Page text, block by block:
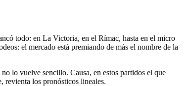
todo: en La Victoria, en el Rímac, hasta en el micro
el mercado está premiando de más el nombre de la
lo vuelve sencillo. Causa, en estos partidos el que
revienta los pronósticos lineales.